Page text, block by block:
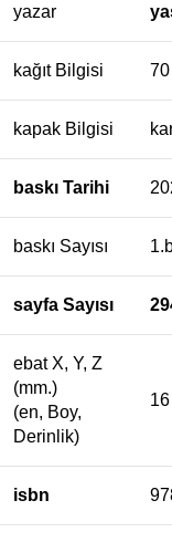
yazar
kağıt Bilgisi 70
kapak Bilgisi
baskı Tarihi
baskı Sayısı
sayfa Sayısı
ebat X, Y, Z
(mm.)
(en, Boy,
Derinlik)
isbn